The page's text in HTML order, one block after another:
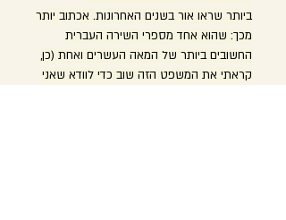
ביותר שראו אור בשנים האחרונות. אכתוב יותר
מכך: שהוא אחד מספרי השירה העברית
החשובים ביותר של המאה העשרים ואחת (כן,
קראתי את המשפט הזה שוב כדי לוודא שאני